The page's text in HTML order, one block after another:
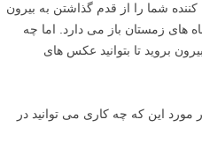
شما را از قدم گذاشتن به بیرون
های زمستان باز می دارد. اما چه
بروید تا بتوانید عکس های
مورد این که چه کاری می توانید در